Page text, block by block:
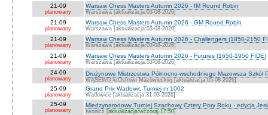
21-09
planowany
Warsaw Chess Masters Autumn 2026 - IM Round Robin
Warszawa [aktualizacja:03-08-2026]
21-09
planowany
Warsaw Chess Masters Autumn 2026 - GM Round Robin
Warszawa [aktualizacja:03-08-2026]
21-09
planowany
Warsaw Chess Masters Autumn 2026 - Challengers (1850-2150
Warszawa [aktualizacja:03-08-2026]
21-09
planowany
Warsaw Chess Masters Autumn 2026 - Futures (1650-1950 FIDE)
Warszawa [aktualizacja:03-08-2026]
24-09
planowany
Drużynowe Mistrzostwa Północno-wschodniego Mazowsza Szkół
WĄSEWO k/Ostrowi Mazowieckiej [aktualizacja:05-08-2026]
25-09
planowany
Grand Prix Wadowic-Turniej nr.1002
Wadowice [aktualizacja:31-03-2026]
25-09
planowany
Międzynarodowy Turniej Szachowy Cztery Pory Roku - edycja
Iwonicz [aktualizacja:wczoraj 17:50]